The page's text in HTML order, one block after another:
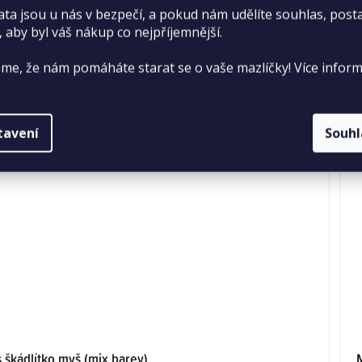
jsou u nás v bezpečí, a pokud nám udělíte souhlas,
aby byl váš nákup co nejpříjemnější.
že nám pomáháte starat se o vaše mazlíčky! Více
DO KOŠÍKU